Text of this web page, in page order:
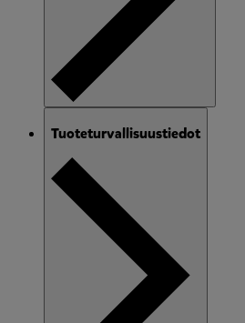
Tuoteturvallisuustiedot